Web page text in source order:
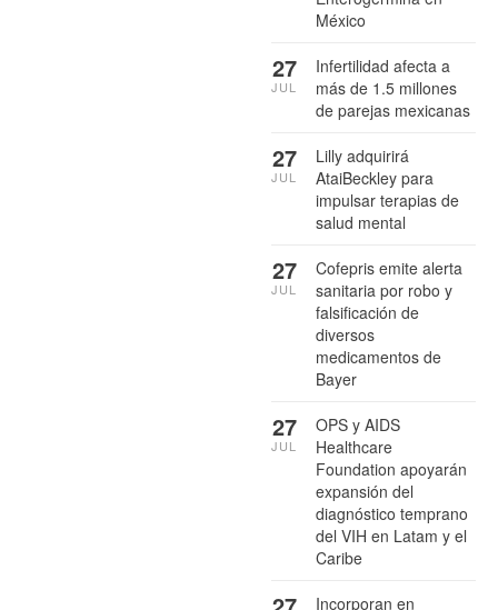
México
Infertilidad afecta a
más de 1.5 millones
de parejas mexicanas
27
JUL
Lilly adquirirá
AtaiBeckley para
impulsar terapias de
salud mental
27
JUL
Cofepris emite alerta
sanitaria por robo y
falsificación de
diversos
medicamentos de
Bayer
27
JUL
OPS y AIDS
Healthcare
Foundation apoyarán
expansión del
diagnóstico temprano
del VIH en Latam y el
Caribe
27
JUL
Incorporan en